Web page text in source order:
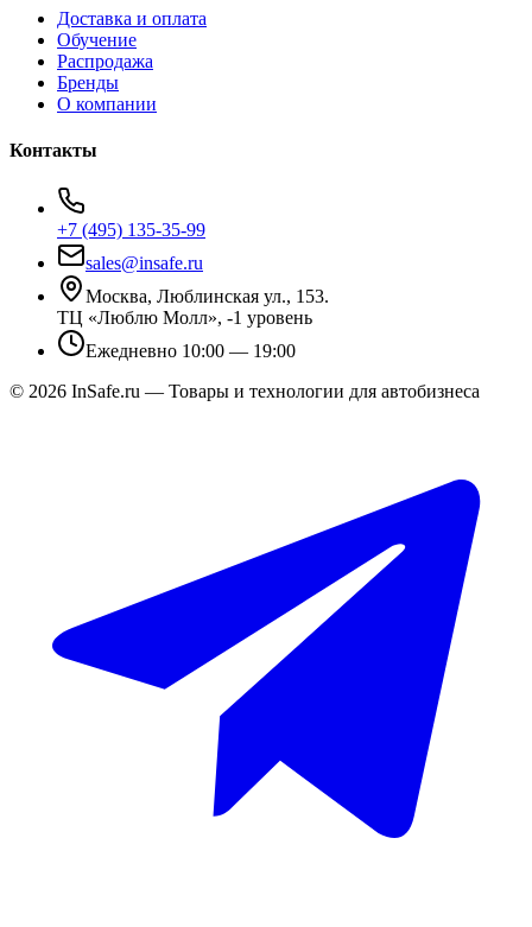
Доставка и оплата
Обучение
Распродажа
Бренды
О компании
Контакты
+7 (495) 135-35-99
sales@insafe.ru
Москва, Люблинская ул., 153.
ТЦ «Люблю Молл», -1 уровень
Ежедневно 10:00 — 19:00
© 2026 InSafe.ru — Товары и технологии для автобизнеса